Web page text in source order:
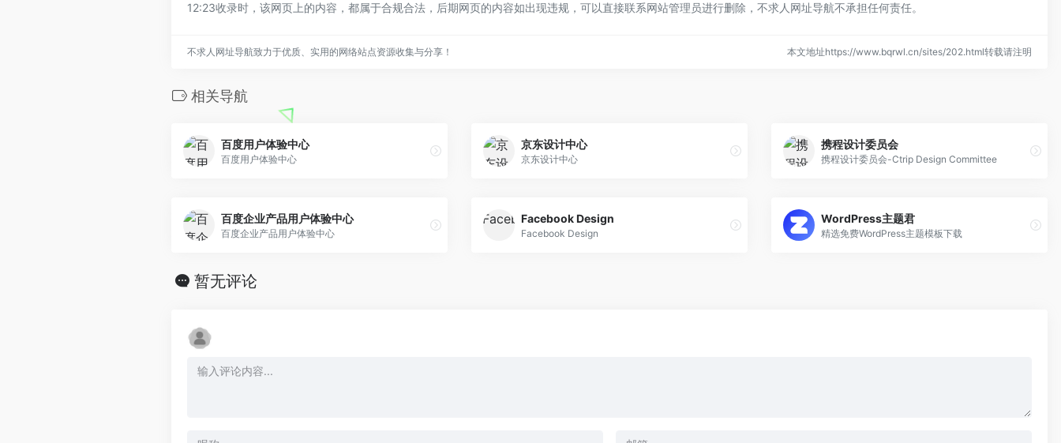
12:23收录时，该网页上的内容，都属于合规合法，后期网页的内容如出现违规，可以直接联系网站管理员进行删除，不求人网址导航不承担任何责任。
不求人网址导航致力于优质、实用的网络站点资源收集与分享！ 本文地址https://www.bqrwl.cn/sites/202.html转载请注明
相关导航
百度用户体验中心
百度用户体验中心
京东设计中心
京东设计中心
携程设计委员会
携程设计委员会-Ctrip Design Committee
百度企业产品用户体验中心
百度企业产品用户体验中心
Facebook Design
Facebook Design
WordPress主题君
精选免费WordPress主题模板下载
暂无评论